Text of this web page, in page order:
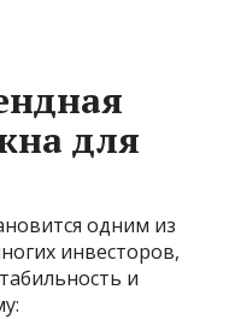
для
одним из
инвесторов,
и